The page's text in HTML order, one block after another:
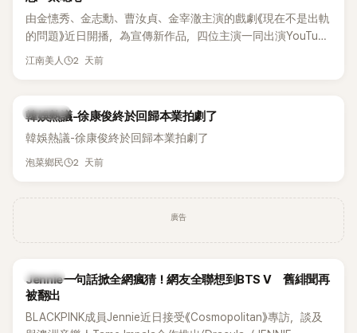
由金憓秀、金志勳、曹汝貞、金宰澈主演的戲劇《現在不是出軌
的問題》近日開播，為宣傳新作品，四位主演一同出演YouTube
節目，不料訪談中的一段發言卻意外掀起爭議。不少網友認
江南美人 2 天前
熱議討論
韓娛熱議-徐康俊終於回歸本業拍劇了
韓娛熱議-徐康俊終於回歸本業拍劇了
泡菜鄉民 2 天前
廣告
K-POP
Jennie一句話掀全網瘋猜！網友全聯想到BTS V 舊緋聞再
被翻出
BLACKPINK成員Jennie近日接受《Cosmopolitan》專訪，談及